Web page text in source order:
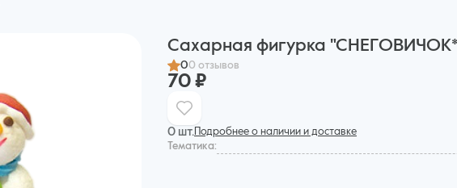
Сахарная фигурка "СНЕГОВИЧОК*
00 отзывов
70 ₽
0 шт. Подробнее о наличии и доставке
Тематика: